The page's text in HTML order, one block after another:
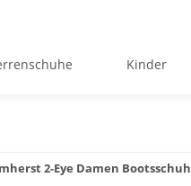
Kinder
2-Eye Damen Bootsschuh